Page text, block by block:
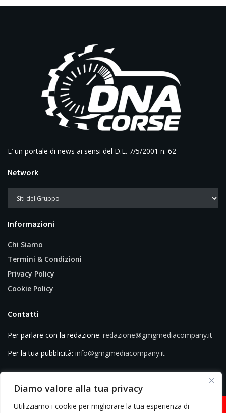
Diamo valore alla tua privacy
Utilizziamo i cookie per migliorare la tua esperienza di
E’ un portale di news ai sensi del D.L. 7/5/2001 n. 62
Network
Informazioni
Chi Siamo
Termini & Condizioni
Privacy Policy
Cookie Policy
Contatti
Per parlare con la redazione: redazione@gmgmediacompany.it
Per la tua pubblicità: info@gmgmediacompany.it